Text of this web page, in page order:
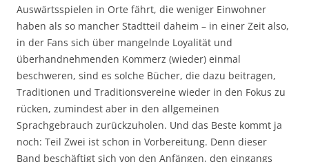
Auswärtsspielen in Orte fährt, die weniger Einwohner
haben als so mancher Stadtteil daheim – in einer Zeit also,
in der Fans sich über mangelnde Loyalität und
überhandnehmenden Kommerz (wieder) einmal
beschweren, sind es solche Bücher, die dazu beitragen,
Traditionen und Traditionsvereine wieder in den Fokus zu
rücken, zumindest aber in den allgemeinen
Sprachgebrauch zurückzuholen. Und das Beste kommt ja
noch: Teil Zwei ist schon in Vorbereitung. Denn dieser
Band beschäftigt sich von den Anfängen, den eingangs